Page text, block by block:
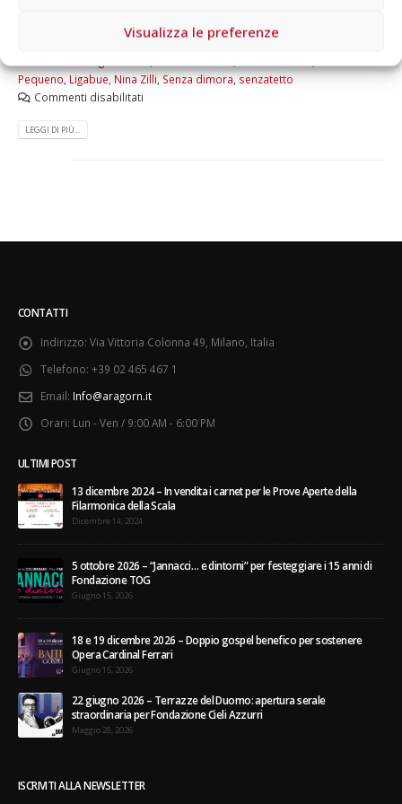
Visualizza le preferenze
News
Desideri all'asta
Pequeno,Ligabue,Nina Zilli,Senza dimora,senzatetto
Commenti disabilitati
LEGGI DI PIÙ...
CONTATTI
Indirizzo: Via Vittoria Colonna 49, Milano, Italia
Telefono: +39 02 465 467 1
Email: Info@aragorn.it
Orari: Lun - Ven / 9:00 AM - 6:00 PM
ULTIMI POST
13 dicembre 2024 – In vendita i carnet per le Prove Aperte della
Filarmonica della Scala
Dicembre 14, 2024
5 ottobre 2026 – “Jannacci… e dintorni” per festeggiare i 15 anni di
Fondazione TOG
Giugno 15, 2026
18 e 19 dicembre 2026 – Doppio gospel benefico per sostenere
Opera Cardinal Ferrari
Giugno 15, 2026
22 giugno 2026 – Terrazze del Duomo: apertura serale
straordinaria per Fondazione Cieli Azzurri
Maggio 28, 2026
ISCRIVITI ALLA NEWSLETTER